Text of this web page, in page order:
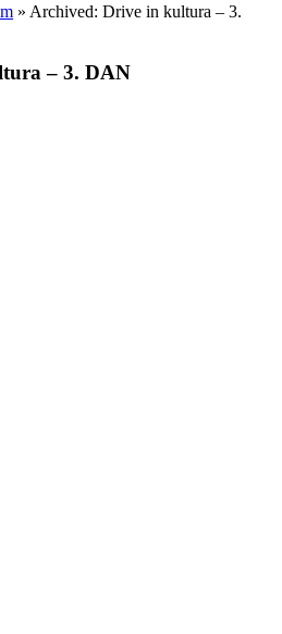
» Archived: Drive in kultura – 3.
– 3. DAN